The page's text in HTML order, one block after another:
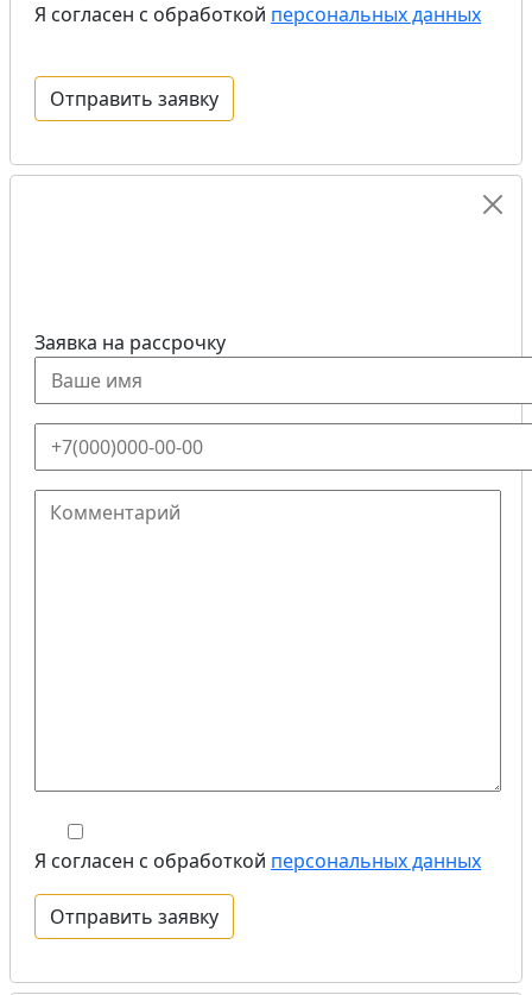
Я согласен с обработкой персональных данных
Заявка на рассрочку
Я согласен с обработкой персональных данных